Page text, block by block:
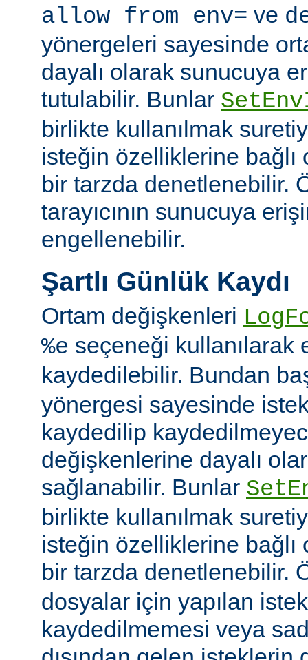
allow from env= ve
yönergeleri sayesinde
dayalı olarak sunucuya
tutulabilir. Bunlar
birlikte kullanılmak
isteğin özelliklerine
bir tarzda denetlenebilir.
tarayıcının sunucuya
engellenebilir.
Şartlı Günlük Kaydı
Ortam değişkenleri
%e seçeneği kullanılarak
kaydedilebilir. Bundan
yönergesi sayesinde
kaydedilip
değişkenlerine dayalı
sağlanabilir. Bunlar
birlikte kullanılmak
isteğin özelliklerine
bir tarzda denetlenebilir.
dosyalar için yapılan
kaydedilmemesi veya